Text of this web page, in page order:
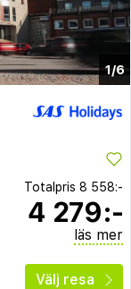
1/6
Totalpris 8 558:-
4 279:-
läs mer
Välj resa